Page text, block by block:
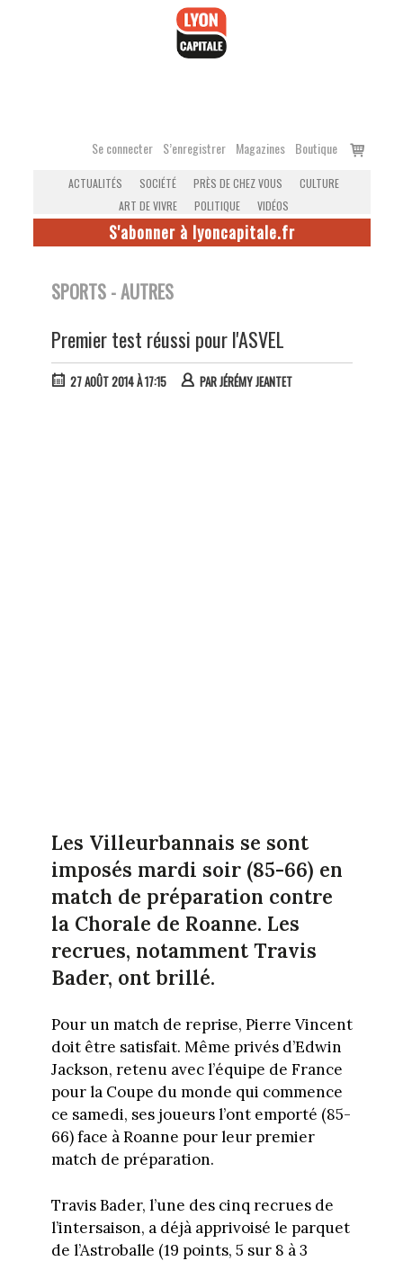
Se connecter S’enregistrer Magazines Boutique
Voir
ACTUALITÉS SOCIÉTÉ PRÈS DE CHEZ VOUS
CULTURE
ART DE VIVRE
POLITIQUE VIDÉOS
S'abonner à lyoncapitale.fr
SPORTS - AUTRES
Premier test réussi pour l'ASVEL
27 AOÛT 2014 À 17:15 PARJÉRÉMY JEANTET
Les Villeurbannais se sont
imposés mardi soir (85-66) en
match de préparation contre
la Chorale de Roanne. Les
recrues, notamment Travis
Bader, ont brillé.
Pour un match de reprise, Pierre Vincent
doit être satisfait. Même privés d’Edwin
Jackson, retenu avec l’équipe de France
pour la Coupe du monde qui commence
ce samedi, ses joueurs l’ont emporté (85-
66) face à Roanne pour leur premier
match de préparation.
Travis Bader, l’une des cinq recrues de
l’intersaison, a déjà apprivoisé le parquet
de l’Astroballe (19 points, 5 sur 8 à 3